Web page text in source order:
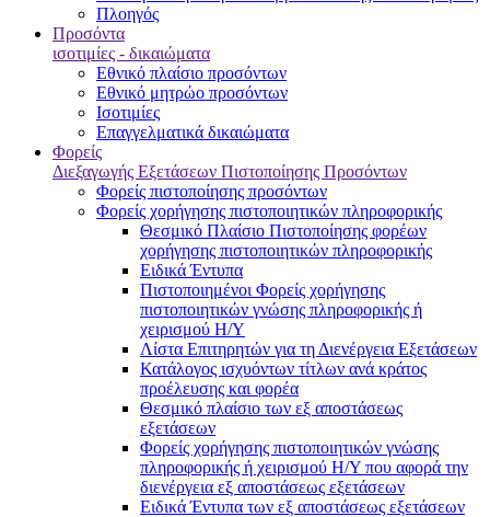
Πλοηγός
Προσόντα
ισοτιμίες - δικαιώματα
Εθνικό πλαίσιο προσόντων
Εθνικό μητρώο προσόντων
Ισοτιμίες
Επαγγελματικά δικαιώματα
Φορείς
Διεξαγωγής Εξετάσεων Πιστοποίησης Προσόντων
Φορείς πιστοποίησης προσόντων
Φορείς χορήγησης πιστοποιητικών πληροφορικής
Θεσμικό Πλαίσιο Πιστοποίησης φορέων
χορήγησης πιστοποιητικών πληροφορικής
Ειδικά Έντυπα
Πιστοποιημένοι Φορείς χορήγησης
πιστοποιητικών γνώσης πληροφορικής ή
χειρισμού Η/Υ
Λίστα Επιτηρητών για τη Διενέργεια Εξετάσεων
Κατάλογος ισχυόντων τίτλων ανά κράτος
προέλευσης και φορέα
Θεσμικό πλαίσιο των εξ αποστάσεως
εξετάσεων
Φορείς χορήγησης πιστοποιητικών γνώσης
πληροφορικής ή χειρισμού Η/Υ που αφορά την
διενέργεια εξ αποστάσεως εξετάσεων
Ειδικά Έντυπα των εξ αποστάσεως εξετάσεων